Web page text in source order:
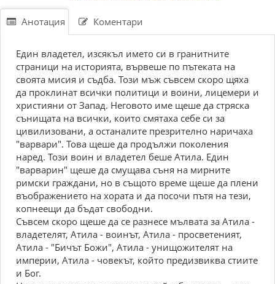
Анотация Коментари
Един владетел, изсякъл името си в гранитните
страници на историята, вървеше по пътеката на
своята мисия и съдба. Този мъж съвсем скоро щяха
да проклинат всички политици и воини, лицемери и
християни от Запад. Неговото име щеше да стряска
сънищата на всички, които смятаха себе си за
цивилизовани, а останалите презрително наричаха
"варвари". Това щеше да продължи поколения
наред. Този воин и владетел беше Атила. Един
"варварин" щеше да смущава съня на мирните
римски граждани, но в същото време щеше да плени
въображението на хората и да посочи пътя на тези,
копнеещи да бъдат свободни.
Съвсем скоро щеше да се разнесе мълвата за Атила -
владетелят, Атила - воинът, Атила - просветеният,
Атила - "Бичът Божи", Атила - унищожителят на
империи, Атила - човекът, който предизвиква стиите
и Бог.